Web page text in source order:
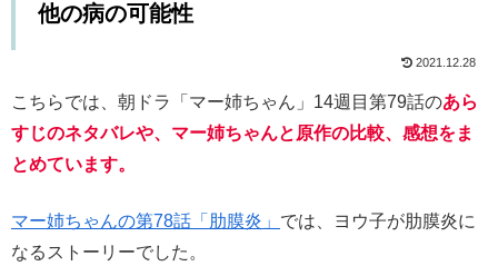
他の病の可能性
2021.12.28
こちらでは、朝ドラ「マー姉ちゃん」14週目第79話のあら
すじのネタバレや、マー姉ちゃんと原作の比較、感想をま
とめています。
マー姉ちゃんの第78話「肋膜炎」 では、ヨウ子が肋膜炎に
なるストーリーでした。